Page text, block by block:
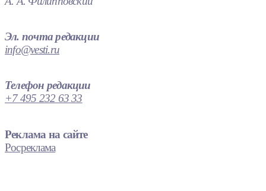
Эл. почта редакции
info@vesti.ru
Телефон редакции
+7 495 232 63 33
Реклама на сайте
Росреклама